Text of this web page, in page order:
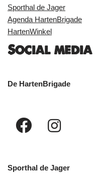
Sporthal de Jager
Agenda HartenBrigade
HartenWinkel
Social media
De HartenBrigade
Sporthal de Jager